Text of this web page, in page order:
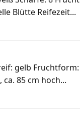
Blütte Reifezeit...
gelb
85 cm hoch...